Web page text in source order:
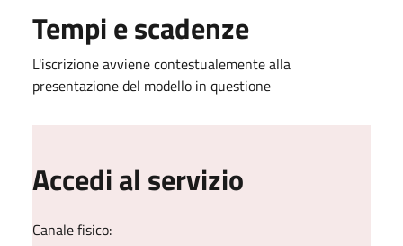
Tempi e scadenze
L'iscrizione avviene contestualemente alla
presentazione del modello in questione
Accedi al servizio
Canale fisico: